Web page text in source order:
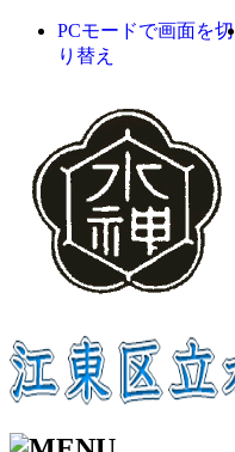
PCモードで画面を切
り替え